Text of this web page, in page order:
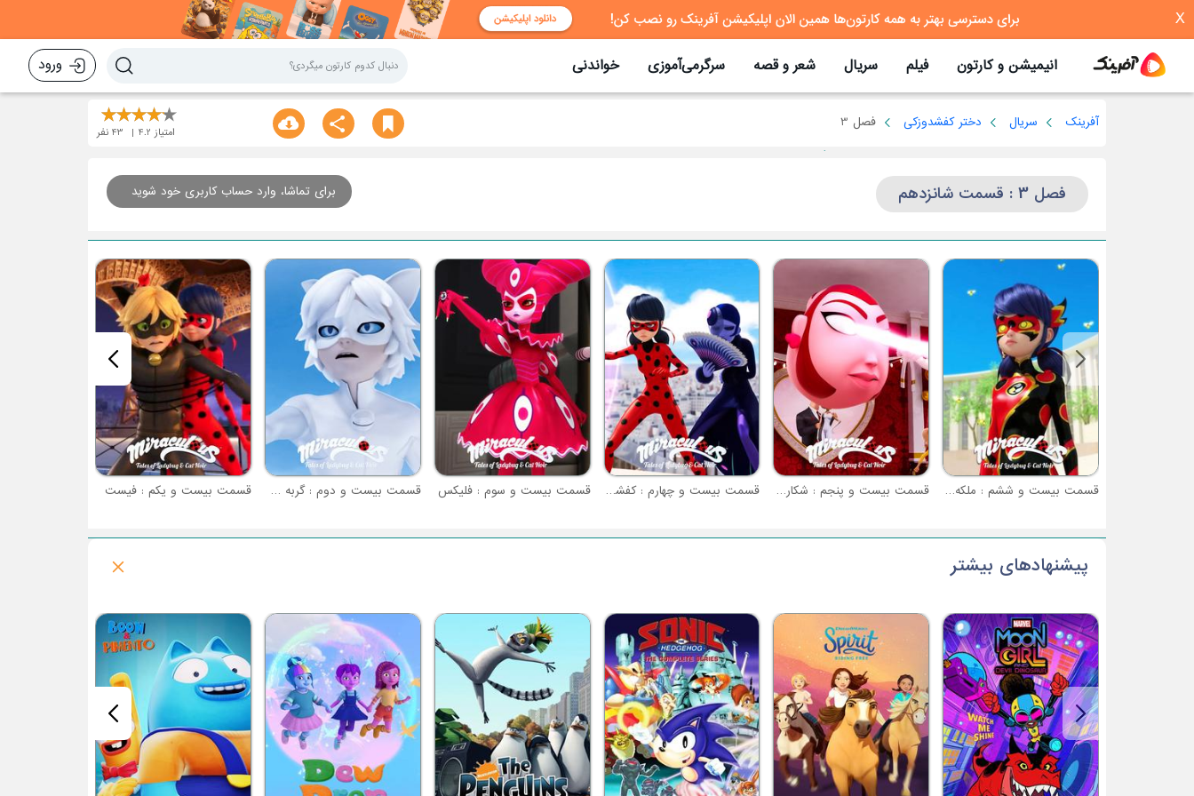
X
انیمیشن و کارتون فیلم سریال شعر و قصه سرگرمی‌آموزی خواندنی ورود
آفرینک سریال دختر کفشدوزکی فصل 3
امتیاز 4.2
43 نفر
فصل 3 : قسمت شانزدهم برای تماشا، وارد حساب کاربری خود شوید
قسمت بیست و ششم : ملکه معجزه (نبرد معجزه آسا - قسمت 2) قسمت بیست و پنجم : شکارچی قلب (نبرد معجزه آسا - قسمت ا) قسمت بیست و چهارم : کفشدوزک قسمت بیست و سوم : فلیکس قسمت بیست و دوم : گربه سفید قسمت بیست و یکم : فیست
پیشنهادهای بیشتر